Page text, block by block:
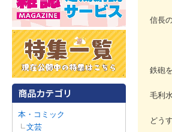
本・コミック
文芸
信長
鉄砲
毛利
どう